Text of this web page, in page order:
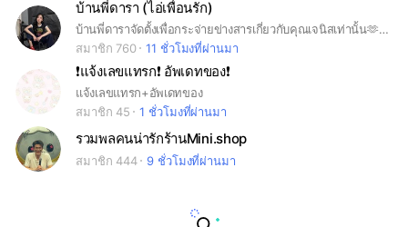
บ้านพี่ดารา (ไอ่เพื่อนรัก)
บ้านพี่ดาราจัดตั้งเพื่อกระจ่ายข่างสารเกี่ยวกับคุณเจนิสเท่านั้น🫶 คำขอเข้ากลุ่ม “ฉันคือไอ่เพื่อนรัก”
สมาชิก 760
11 ชั่วโมงที่ผ่านมา
❗️แจ้งเลขแทรก❗️ อัพเดทของ❗️
แจ้งเลขแทรก+อัพเดทของ
สมาชิก 45
1 ชั่วโมงที่ผ่านมา
รวมพลคนน่ารักร้านMini.shop
สมาชิก 444 9 ชั่วโมงที่ผ่านมา